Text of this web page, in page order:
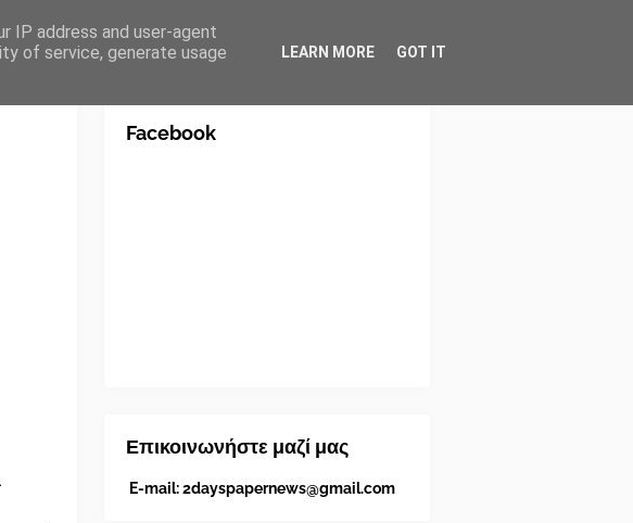
Facebook
Επικοινωνήστε μαζί μας
E-mail:2dayspapernews@gmail.com
IP address and user-agent
of service, generate usage
LEARN MORE GOT IT